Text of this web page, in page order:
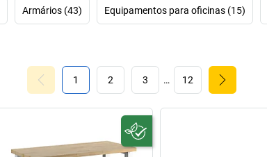
Armários (43) Equipamentos para oficinas (15)
1 2 3 … 12